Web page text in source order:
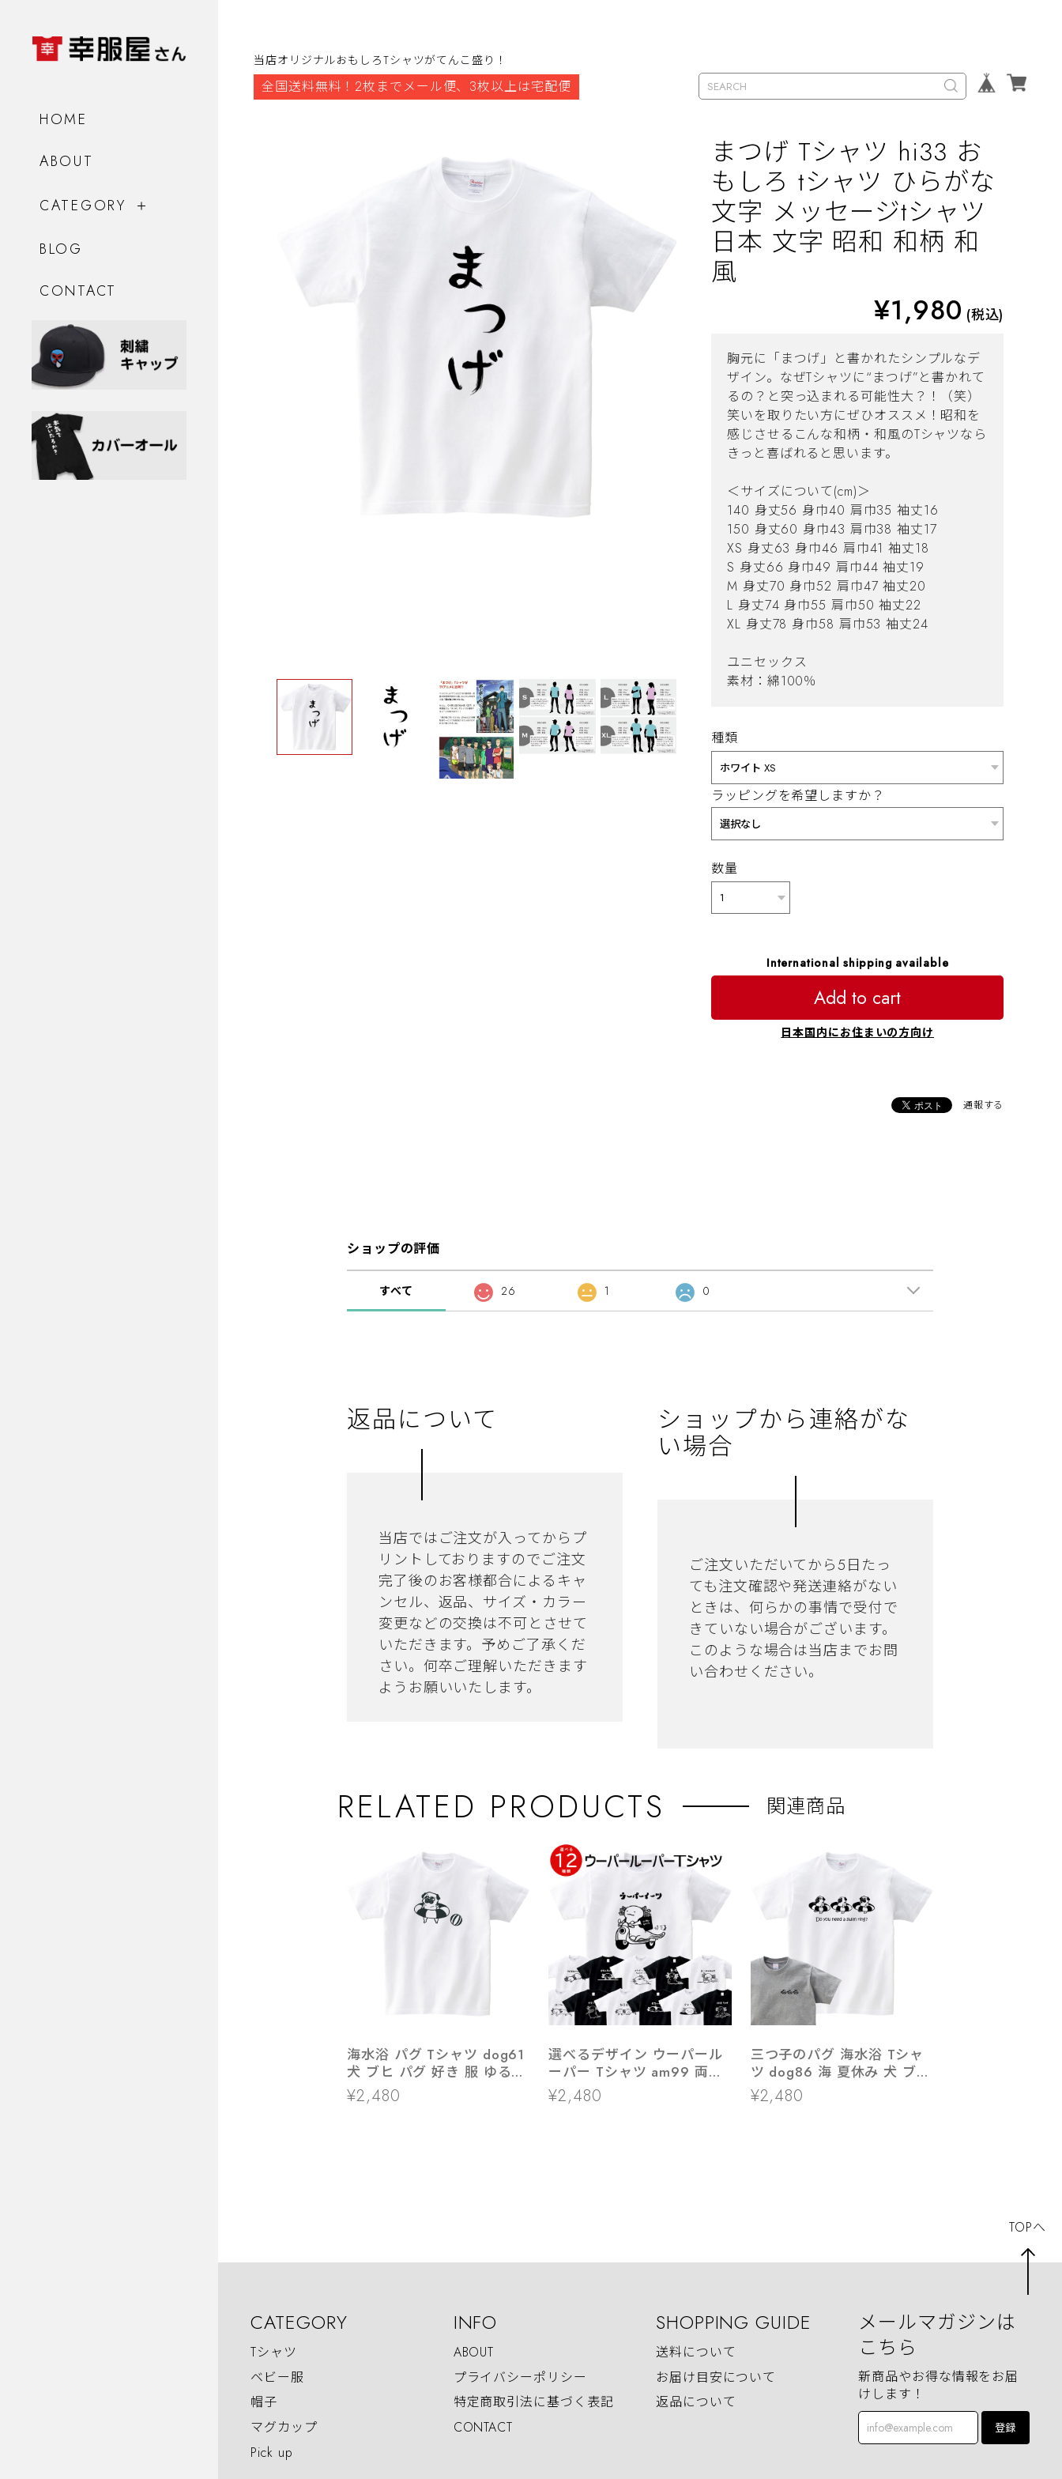
HOME
ABOUT
CATEGORY
BLOG
CONTACT
当店オリジナルおもしろTシャツがてんこ盛り！
全国送料無料！2枚までメール便、3枚以上は宅配便
まつげ Tシャツ hi33 お
もしろ tシャツ ひらがな
文字 メッセージtシャツ
日本 文字 昭和 和柄 和
風
¥1,980 (税込)
胸元に「まつげ」と書かれたシンプルなデ
ザイン。なぜTシャツに“まつげ”と書かれて
るの？と突っ込まれる可能性大？！（笑）
笑いを取りたい方にぜひオススメ！昭和を
感じさせるこんな和柄・和風のTシャツなら
きっと喜ばれると思います。
＜サイズについて(cm)＞
140 身丈56 身巾40 肩巾35 袖丈16
150 身丈60 身巾43 肩巾38 袖丈17
XS 身丈63 身巾46 肩巾41 袖丈18
S 身丈66 身巾49 肩巾44 袖丈19
M 身丈70 身巾52 肩巾47 袖丈20
L 身丈74 身巾55 肩巾50 袖丈22
XL 身丈78 身巾58 肩巾53 袖丈24
ユニセックス
素材：綿100％
種類
ラッピングを希望しますか？
数量
International shipping available
Add to cart
日本国内にお住まいの方向け
通報する
ショップの評価
すべて 26 1 0
返品について
当店ではご注文が入ってからプ
リントしておりますのでご注文
完了後のお客様都合によるキャ
ンセル、返品、サイズ・カラー
変更などの交換は不可とさせて
いただきます。予めご了承くだ
さい。何卒ご理解いただきます
ようお願いいたします。
ショップから連絡がな
い場合
ご注文いただいてから5日たっ
ても注文確認や発送連絡がない
ときは、何らかの事情で受付で
きていない場合がございます。
このような場合は当店までお問
い合わせください。
RELATED PRODUCTS 関連商品
海水浴 パグ Tシャツ dog61
犬 ブヒ パグ 好き 服 ゆるい
イラスト
¥2,480
選べるデザイン ウーパール
ーパー Tシャツ am99 両生
類 アニマル
¥2,480
三つ子のパグ 海水浴 Tシャ
ツ dog86 海 夏休み 犬 ブヒ
ゆるい 手描きイラスト パグ
犬好き 犬服
¥2,480
CATEGORY
Tシャツ
ベビー服
帽子
マグカップ
Pick up
INFO
ABOUT
プライバシーポリシー
特定商取引法に基づく表記
CONTACT
SHOPPING GUIDE
送料について
お届け目安について
返品について
メールマガジンは
こちら
新商品やお得な情報をお届
けします！
登録
TOPへ